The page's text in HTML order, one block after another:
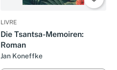
LIVRE
Die Tsantsa-Memoiren:
Roman
Jan Koneffke